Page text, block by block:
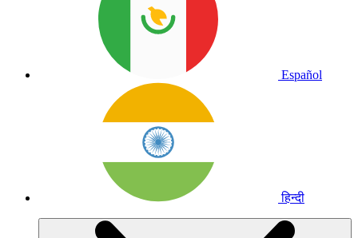
Español
हिन्दी